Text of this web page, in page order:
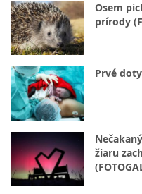
Osem
prírody
Prvé
žiaru